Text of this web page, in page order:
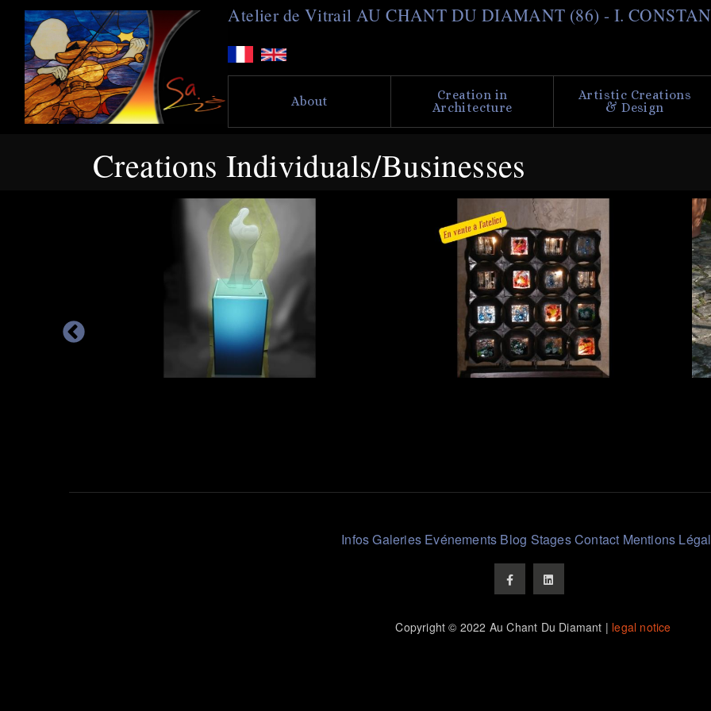
Skip
Atelier de Vitrail AU CHANT DU DIAMANT (86) - I.
About
Creation in
Architecture
Artistic Creations
& Design
Creations Individuals/Businesses
InfosGaleries Evénements Blog StagesContact Mentions
Copyright © 2022 Au Chant Du Diamant | legal notice